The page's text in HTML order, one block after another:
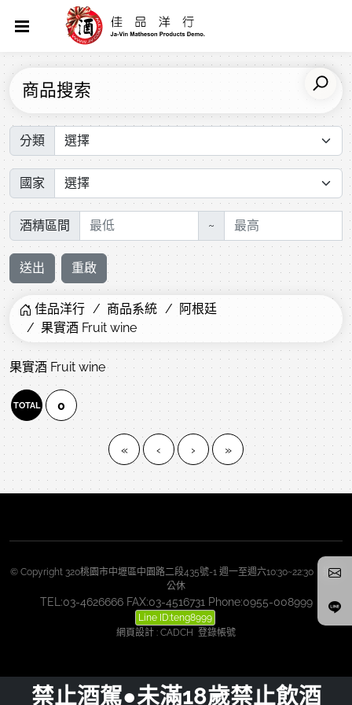
商品搜索
分類
國家
酒精區間 ~
送出 重啟
佳品洋行 商品系統
阿根廷
果實酒 Fruit wine
果實酒 Fruit wine
TOTAL 0
« ‹ › »
© Copyright 320桃園市中壢區中園路二段435號-1 週一至週六10:30~22:30 週日
公休
TEL:03-4626666 FAX:03-4516731 Phone:0955-008999
Line ID:teng8999
網頁設計 : CADCH 登錄帳號
禁止酒駕●未滿18歲禁止飲酒